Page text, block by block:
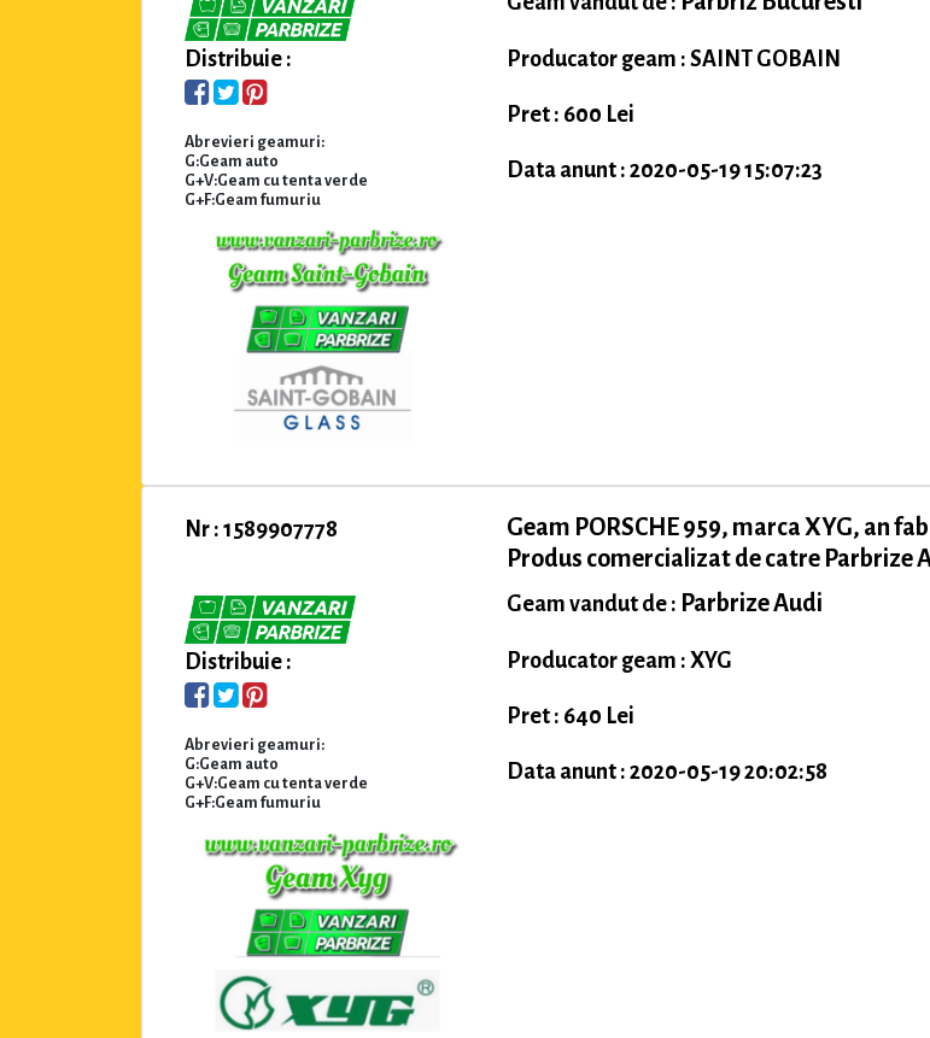
Distribuie :
Abrevieri geamuri:
G:Geam auto
G+V:Geam cu tenta verde
G+F:Geam fumuriu
Producator geam : SAINT GOBAIN
Pret : 600 Lei
Data anunt : 2020-05-19 15:07:23
Nr : 1589907778
Distribuie :
Abrevieri geamuri:
G:Geam auto
G+V:Geam cu tenta verde
G+F:Geam fumuriu
Geam PORSCHE 959, marca XYG, an
Produs comercializat de catre Parbrize
Geam vandut de : Parbrize Audi
Producator geam : XYG
Pret : 640 Lei
Data anunt : 2020-05-19 20:02:58